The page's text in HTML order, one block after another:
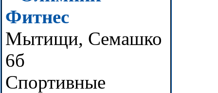
Фитнес
Мытищи, Семашко
6б
Спортивные